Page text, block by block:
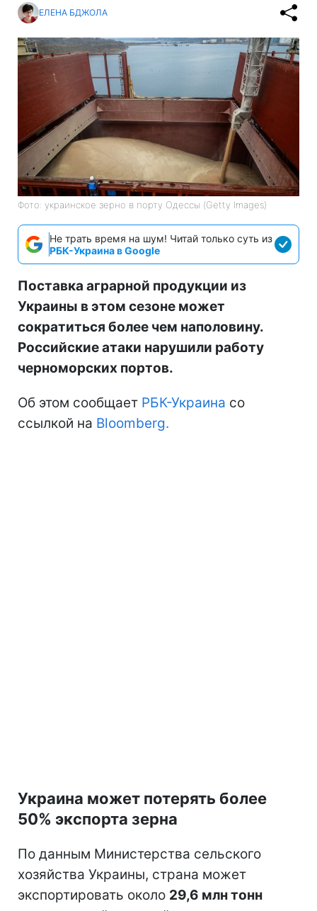
ЕЛЕНА БДЖОЛА
Фото: украинское зерно в порту Одессы (Getty Images)
Не трать время на шум! Читай только суть из
РБК-Украина в Google
Поставка аграрной продукции из
Украины в этом сезоне может
сократиться более чем наполовину.
Российские атаки нарушили работу
черноморских портов.
Об этом сообщает РБК-Украина со
ссылкой на Bloomberg.
Украина может потерять более
50% экспорта зерна
По данным Министерства сельского
хозяйства Украины, страна может
экспортировать около 29,6 млн тонн